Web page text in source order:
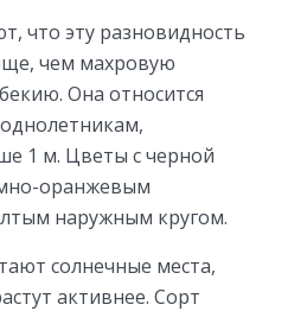
что эту разновидность
чем махровую
Она относится
1 м. Цветы с черной
оранжевым
наружным кругом.
солнечные места,
активнее. Сорт